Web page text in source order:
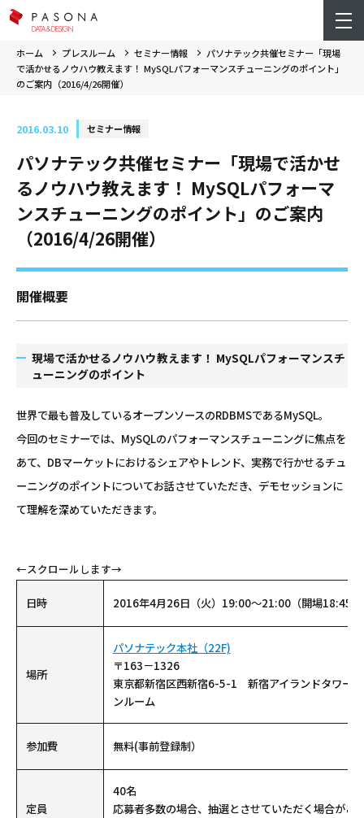
ホーム プレスルーム セミナー情報
パソナテック共催セミナー「現場
で活かせるノウハウ教えます！ MySQLパフォーマンスチューニングのポイント」
のご案内（2016/4/26開催）
2016.03.10 セミナー情報
パソナテック共催セミナー「現場で活かせ
るノウハウ教えます！ MySQLパフォーマ
ンスチューニングのポイント」のご案内
（2016/4/26開催）
開催概要
現場で活かせるノウハウ教えます！ MySQLパフォーマンスチ
ューニングのポイント
世界で最も普及しているオープンソースのRDBMSであるMySQL。
今回のセミナーでは、MySQLのパフォーマンスチューニングに焦点を
あて、DBマーケットにおけるシェアやトレンド、実務で行かせるチュ
ーニングのポイントについてお話させていただき、デモセッションに
て理解を深めていただきます。
日時 2016年4月26日（火）19:00～21:00（開場18:45）
場所
パソナテック本社（22F)
〒163－1326
東京都新宿区西新宿6-5-1 新宿アイランドタワ
ンルーム
参加費 無料(事前登録制）
定員
40名
応募者多数の場合、抽選とさせていただく場合がご